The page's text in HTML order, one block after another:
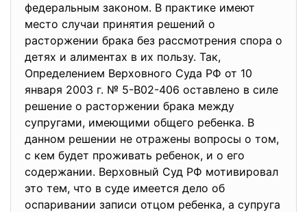
федеральным законом. В практике имеют
место случаи принятия решений о
расторжении брака без рассмотрения спора о
детях и алиментах в их пользу. Так,
Определением Верховного Суда РФ от 10
января 2003 г. № 5-В02-406 оставлено в силе
решение о расторжении брака между
супругами, имеющими общего ребенка. В
данном решении не отражены вопросы о том,
с кем будет проживать ребенок, и о его
содержании. Верховный Суд РФ мотивировал
это тем, что в суде имеется дело об
оспаривании записи отцом ребенка, а супруга